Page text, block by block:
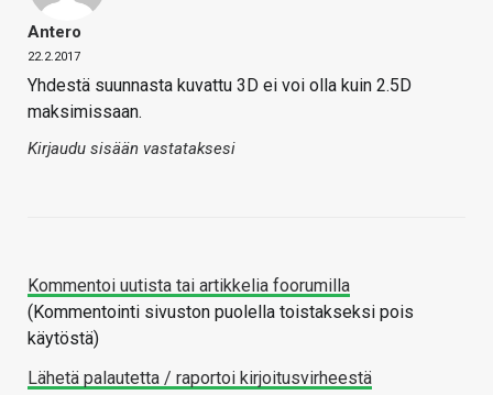
Antero
22.2.2017
Yhdestä suunnasta kuvattu 3D ei voi olla kuin 2.5D
maksimissaan.
Kirjaudu sisään vastataksesi
Kommentoi uutista tai artikkelia foorumilla
(Kommentointi sivuston puolella toistakseksi pois
käytöstä)
Lähetä palautetta / raportoi kirjoitusvirheestä